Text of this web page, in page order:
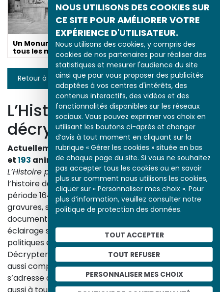
NOUS UTILISONS DES COOKIES SUR
CE SITE POUR AMÉLIORER VOTRE
EXPÉRIENCE D'UTILISATEUR.
Nous utilisons des cookies, y compris des
cookies de nos partenaires pour réaliser des
statistiques et mesurer l'audience du site
ainsi que pour vous proposer des publicités
adaptées à vos centres d'intérêts, des
contenus interactifs, des vidéos et des
fonctionnalités disponibles sur les réseaux
sociaux. Vous pouvez exprimer vos choix en
utilisant les boutons ci-après et changer
d’avis à tout moment en cliquant sur la
rubrique « Gérer les cookies » située en bas
de chaque page du site. Si vous ne souhaitez
pas accepter tous les cookies ou en savoir
plus sur comment nous utilisons les cookies,
cliquer sur « Personnaliser mes choix ». Pour
plus d’information, veuillez consulter notre
politique de protection des données.
TOUT ACCEPTER
TOUT REFUSER
PERSONNALISER MES CHOIX
Un Monument pour
tous les morts
Retour à la liste
L’Histoire par l’image
décrypte l’histoire
Actuellement en ligne3153œuvres,1748études
et193 animations.
L’Histoire par l’imageexplore les événements de
l’histoire de France et les évolutions majeures de la
période 1643-1945. À travers des peintures, dessins,
gravures, sculptures, photographies, affiches,
documents d’archives, nos études proposent un
éclairage sur les réalités sociales, économiques,
politiques et culturelles d’une époque.
Décrypter les images et les événements d’hier, c’est
aussi comprendre ceux d’aujourd’hui. Un site qui
s’adresse à tous, famille, enseignants, élèves… mais